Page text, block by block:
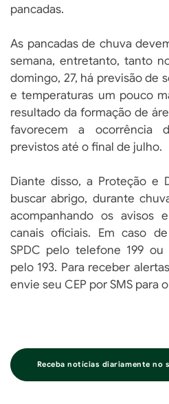
pancadas.
As pancadas de chuva
semana, entretanto, tanto
domingo, 27, há previsão de
e temperaturas um pouco
resultado da formação de
favorecem a ocorrência
previstos até o final de julho.
Diante disso, a Proteção e
buscar abrigo, durante
acompanhando os avisos
canais oficiais. Em caso
SPDC pelo telefone 199
pelo 193. Para receber
envie seu CEP por SMS para
Receba notícias diariamente no